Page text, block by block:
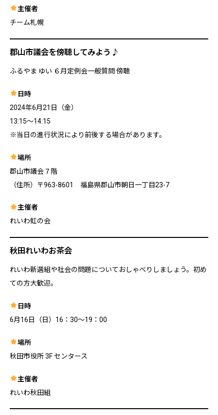
主催者
チーム札幌
郡山市議会を傍聴してみよう♪
ふるやま ゆい ６月定例会一般質問 傍聴
日時
2024年6月21日（金）
13:15〜14:15
※当日の進行状況により前後する場合があります。
場所
郡山市議会７階
（住所）〒963-8601 福島県郡山市朝日一丁目23-7
主催者
れいわ虹の会
秋田れいわお茶会
れいわ新選組や社会の問題についておしゃべりしましょう。初め
ての方大歓迎。
日時
6月16日（日）16：30〜19：00
場所
秋田市役所 3F センタース
主催者
れいわ秋田組